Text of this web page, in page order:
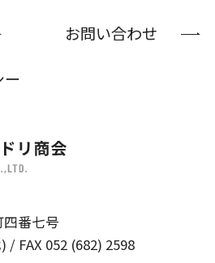
番七号
/ FAX 052 (682) 2598
お問い合わせ
ー